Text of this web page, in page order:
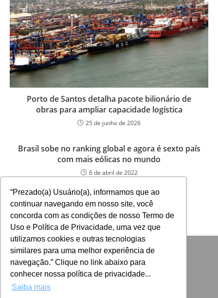
“Prezado(a) Usuário(a), informamos que ao
continuar navegando em nosso site, você
concorda com as condições de nosso Termo de
Uso e Política de Privacidade, uma vez que
utilizamos cookies e outras tecnologias
similares para uma melhor experiência de
navegação.” Clique no link abaixo para
conhecer nossa política de privacidade...
Saiba mais
Porto de Santos detalha pacote bilionário de
obras para ampliar capacidade logística
25 de junho de 2026
Brasil sobe no ranking global e agora é sexto país
com mais eólicas no mundo
6 de abril de 2022